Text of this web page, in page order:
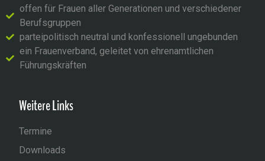
offen für Frauen aller Generationen und verschiedener
Berufsgruppen
parteipolitisch neutral und konfessionell ungebunden
ein Frauenverband, geleitet von ehrenamtlichen
Führungskräften
Weitere Links
Termine
Downloads